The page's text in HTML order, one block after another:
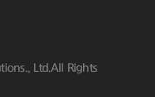
Ltd.All Rights